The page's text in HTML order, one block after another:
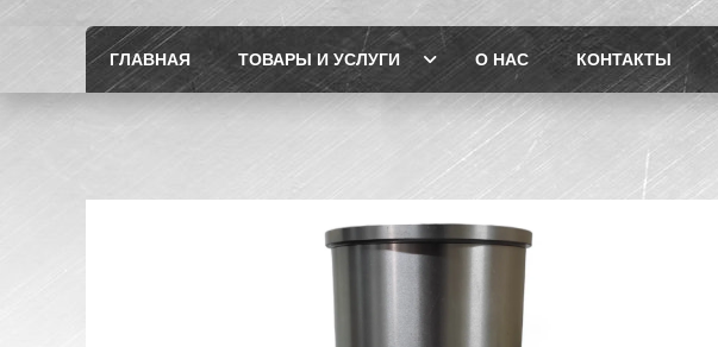
ГЛАВНАЯ ТОВАРЫ И УСЛУГИ О НАС КОНТАКТЫ